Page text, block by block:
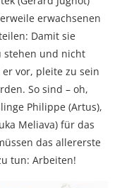
erwachsenen
Damit sie
stehen und nicht
vor, pleite zu sein
So sind – oh,
Philippe (Artus),
Meliava) für das
das allererste
tun: Arbeiten!